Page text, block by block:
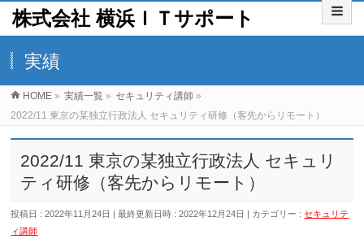
株式会社 横浜ＩＴサポート
実績
HOME » 実績一覧 » セキュリティ講師 »
2022/11 東京の某独立行政法人 セキュリティ研修（客先からリモート）
2022/11 東京の某独立行政法人 セキュリ
ティ研修（客先からリモート）
投稿日 : 2022年11月24日 最終更新日時 : 2022年12月24日 カテゴリー :セキュリテ
ィ講師